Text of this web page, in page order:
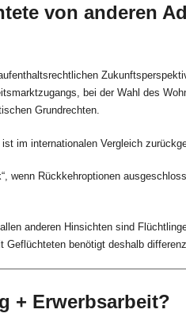
von anderen
bei der Wahl des
Grundrechten.
im internationalen Vergleich
wenn Rückkehroptionen
anderen Hinsichten sind
Geflüchteten benötigt deshalb
+ Erwerbsarbeit?